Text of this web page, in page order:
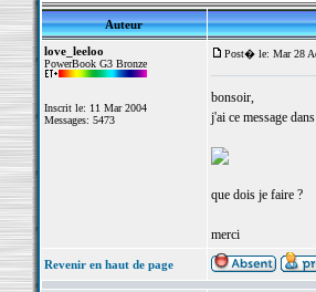
Auteur
love_leeloo
PowerBook G3 Bronze
Inscrit le: 11 Mar 2004
Messages: 5473
Post� le: Mar 28
bonsoir,
j'ai ce message
que dois je faire ?
merci
Revenir en haut de page